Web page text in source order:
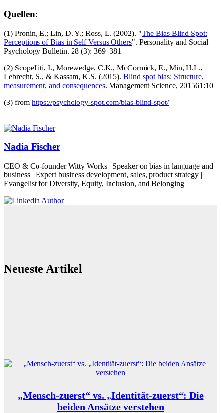
Quellen:
(1) Pronin, E.; Lin, D. Y.; Ross, L. (2002). "The Bias Blind Spot:
Perceptions of Bias in Self Versus Others". Personality and Social
Psychology Bulletin. 28 (3): 369–381
(2) Scopelliti, I., Morewedge, C.K., McCormick, E., Min, H.L.,
Lebrecht, S., & Kassam, K.S. (2015). Blind spot bias: Structure,
measurement, and consequences. Management Science, 201561:10
(3) from https://psychology-spot.com/bias-blind-spot/
Nadia Fischer
CEO & Co-founder Witty Works | Speaker on bias in language and
business | Expert business development, sales, product strategy |
Evangelist for Diversity, Equity, Inclusion, and Belonging
Neueste Artikel
„Mensch-zuerst“ vs. „Identität-zuerst“: Die
beiden Ansätze verstehen